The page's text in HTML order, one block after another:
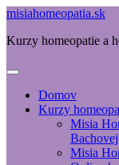
misiahomeopatia.sk
Kurzy homeopatie a
Domov
Kurzy
Misia
Misia